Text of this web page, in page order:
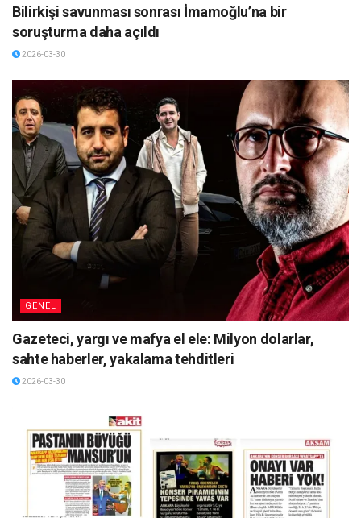
Bilirkişi savunması sonrası İmamoğlu’na bir
soruşturma daha açıldı
2026-03-30
GENEL
Gazeteci, yargı ve mafya el ele: Milyon dolarlar,
sahte haberler, yakalama tehditleri
2026-03-30